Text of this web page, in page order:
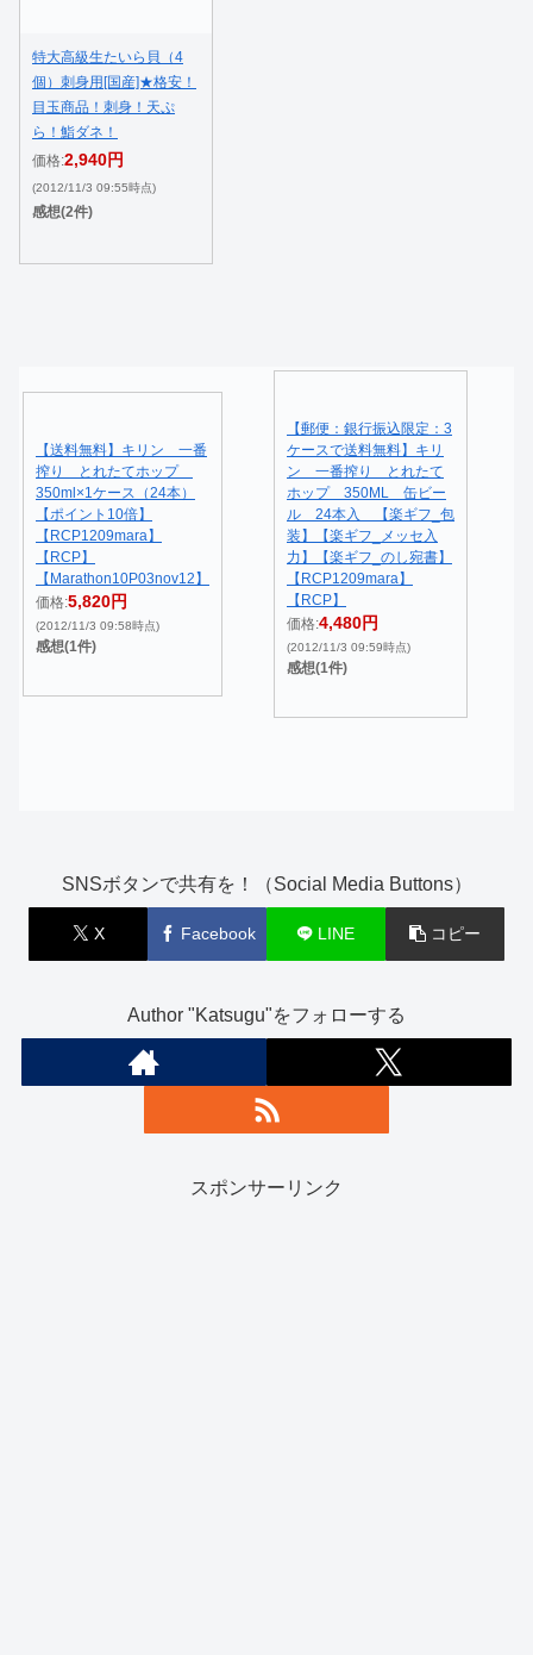
特大高級生たいら貝（4
個）刺身用[国産]★格安！
目玉商品！刺身！天ぷ
ら！鮨ダネ！
価格:2,940円
(2012/11/3 09:55時点)
感想(2件)
【送料無料】キリン 一番
搾り とれたてホップ
350ml×1ケース（24本）
【ポイント10倍】
【RCP1209mara】
【RCP】
【Marathon10P03nov12】
価格:5,820円
(2012/11/3 09:58時点)
感想(1件)
【郵便：銀行振込限定：3
ケースで送料無料】キリ
ン 一番搾り とれたて
ホップ 350ML 缶ビー
ル 24本入 【楽ギフ_包
装】【楽ギフ_メッセ入
力】【楽ギフ_のし宛書】
【RCP1209mara】
【RCP】
価格:4,480円
(2012/11/3 09:59時点)
感想(1件)
SNSボタンで共有を！（Social Media Buttons）
X Facebook LINE コピー
Author "Katsugu"をフォローする
スポンサーリンク